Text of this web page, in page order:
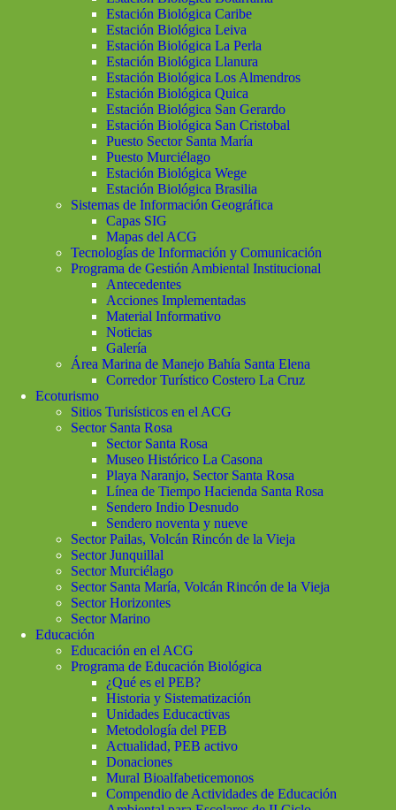
Estación Biológica Caribe
Estación Biológica Leiva
Estación Biológica La Perla
Estación Biológica Llanura
Estación Biológica Los Almendros
Estación Biológica Quica
Estación Biológica San Gerardo
Estación Biológica San Cristobal
Puesto Sector Santa María
Puesto Murciélago
Estación Biológica Wege
Estación Biológica Brasilia
Sistemas de Información Geográfica
Capas SIG
Mapas del ACG
Tecnologías de Información y Comunicación
Programa de Gestión Ambiental Institucional
Antecedentes
Acciones Implementadas
Material Informativo
Noticias
Galería
Área Marina de Manejo Bahía Santa Elena
Corredor Turístico Costero La Cruz
Ecoturismo
Sitios Turisísticos en el ACG
Sector Santa Rosa
Sector Santa Rosa
Museo Histórico La Casona
Playa Naranjo, Sector Santa Rosa
Línea de Tiempo Hacienda Santa Rosa
Sendero Indio Desnudo
Sendero noventa y nueve
Sector Pailas, Volcán Rincón de la Vieja
Sector Junquillal
Sector Murciélago
Sector Santa María, Volcán Rincón de la Vieja
Sector Horizontes
Sector Marino
Educación
Educación en el ACG
Programa de Educación Biológica
¿Qué es el PEB?
Historia y Sistematización
Unidades Educactivas
Metodología del PEB
Actualidad, PEB activo
Donaciones
Mural Bioalfabeticemonos
Compendio de Actividades de Educación